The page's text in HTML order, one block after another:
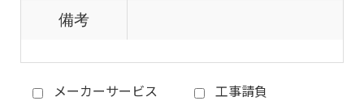
備考
メーカーサービス
工事請負